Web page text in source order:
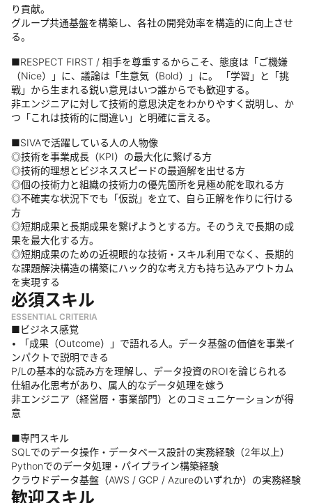
り貢献。
グループ共通基盤を構築し、各社の開発効率を構造的に向上させ
る。
■RESPECT FIRST / 相手を尊重するからこそ、態度は「ご機嫌
（Nice）」に、議論は「生意気（Bold）」に。 「学習」と「挑
戦」から生まれる鋭い意見はいつ誰からでも歓迎する。
非エンジニアに対して技術的意思決定をわかりやすく説明し、か
つ「これは技術的に間違い」と明確に言える。
■SIVAで活躍している人の人物像
◎技術を事業成長（KPI）の最大化に繋げる方
◎技術的理想とビジネススピードの最適解を出せる方
◎個の技術力と組織の技術力の優先箇所を見極め舵を取れる方
◎不確実な状況下でも「仮説」を立て、自ら正解を作りに行ける
方
◎短期成果と長期成果を繋げようとする方。そのうえで長期の成
果を最大化する方。
◎短期成果のための近視眼的な技術・スキル利用でなく、長期的
な課題解決構造の構築にハック的な考え方も持ち込みアウトカム
を実現する
必須スキル
ESSENTIAL CRITERIA
■ビジネス感覚
• 「成果（Outcome）」で語れる人。データ基盤の価値を事業イ
ンパクトで説明できる
P/Lの基本的な読み方を理解し、データ投資のROIを論じられる
仕組み化思考があり、属人的なデータ処理を嫁う
非エンジニア（経営層・事業部門）とのコミュニケーションが得
意
■専門スキル
SQLでのデータ操作・データベース設計の実務経験（2年以上）
Pythonでのデータ処理・パイプライン構築経験
クラウドデータ基盤（AWS / GCP / Azureのいずれか）の実務経験
歓迎スキル